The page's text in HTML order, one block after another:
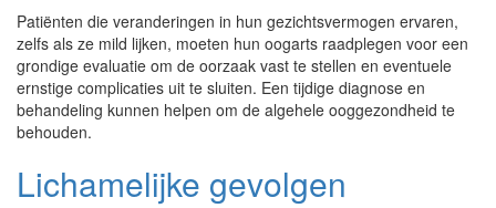
Patiënten die veranderingen in hun gezichtsvermogen ervaren,
zelfs als ze mild lijken, moeten hun oogarts raadplegen voor een
grondige evaluatie om de oorzaak vast te stellen en eventuele
ernstige complicaties uit te sluiten. Een tijdige diagnose en
behandeling kunnen helpen om de algehele ooggezondheid te
behouden.
Lichamelijke gevolgen